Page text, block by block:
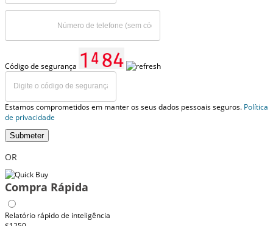
Código de segurança
Estamos comprometidos em manter os seus dados pessoais seguros. Política
de privacidade
Submeter
OR
Compra Rápida
Relatório rápido de inteligência